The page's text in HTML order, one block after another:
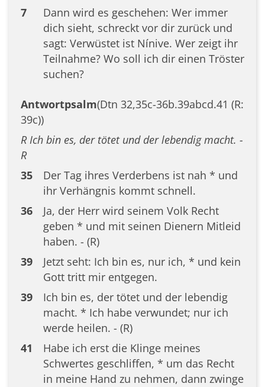
7
Dann wird es geschehen: Wer immer
dich sieht, schreckt vor dir zurück und
sagt: Verwüstet ist Nínive. Wer zeigt ihr
Teilnahme? Wo soll ich dir einen Tröster
suchen?
Antwortpsalm(Dtn 32,35c-36b.39abcd.41 (R:
39c))
R Ich bin es, der tötet und der lebendig macht. -
R
35
Der Tag ihres Verderbens ist nah * und
ihr Verhängnis kommt schnell.
36
Ja, der Herr wird seinem Volk Recht
geben * und mit seinen Dienern Mitleid
haben. - (R)
39
Jetzt seht: Ich bin es, nur ich, * und kein
Gott tritt mir entgegen.
39
Ich bin es, der tötet und der lebendig
macht. * Ich habe verwundet; nur ich
werde heilen. - (R)
41
Habe ich erst die Klinge meines
Schwertes geschliffen, * um das Recht
in meine Hand zu nehmen, dann zwinge